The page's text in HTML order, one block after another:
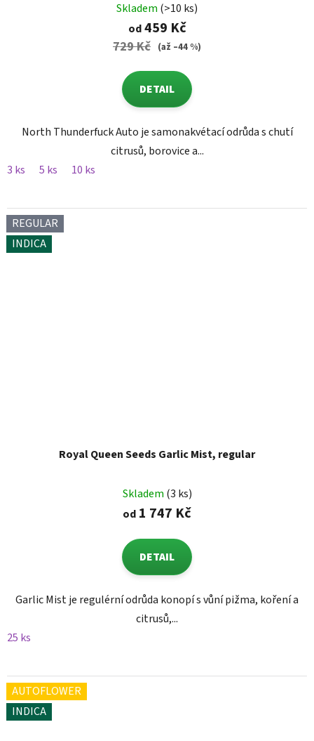
Skladem (>10 ks)
od459 Kč
729 Kč (až –44 %)
DETAIL
North Thunderfuck Auto je samonakvétací odrůda s chutí
citrusů, borovice a...
3 ks
5 ks 10 ks
REGULAR
INDICA
Royal Queen Seeds Garlic Mist, regular
Skladem (3 ks)
od 1 747 Kč
DETAIL
Garlic Mist je regulérní odrůda konopí s vůní pižma, koření a
citrusů,...
25 ks
AUTOFLOWER
INDICA